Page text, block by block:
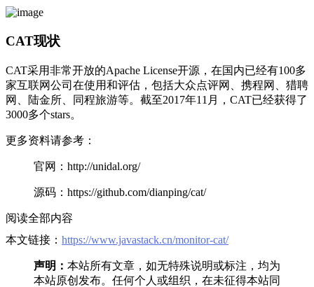
CAT现状
CAT采用非常开放的Apache License开源，在国内已经有100多
家互联网公司在使用和评估，包括大众点评网、携程网、猎聘
网、陆金所、同程旅游等。截至2017年11月，CAT已经获得了
3000多个stars。
更多资料请参考：
官网：http://unidal.org/
源码：https://github.com/dianping/cat/
阅读全部内容
本文链接： https://www.javastack.cn/monitor-cat/
声明： 本站所有文章，如无特殊说明或标注，均为
本站原创发布。任何个人或组织，在未征得本站同